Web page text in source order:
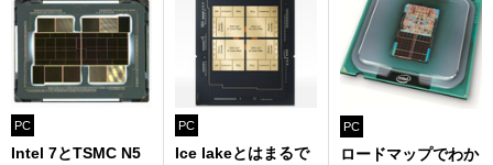
PC
Intel 7とTSMC N5
PC
Ice lakeとはまるで
PC
ロードマップでわか